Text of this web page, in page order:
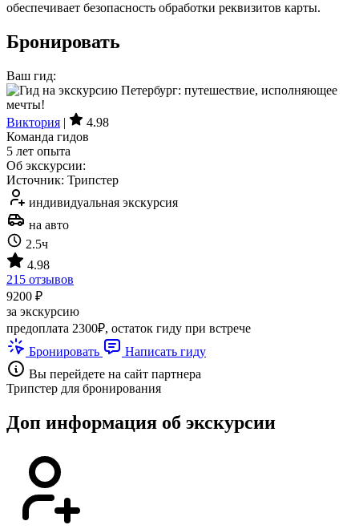
обеспечивает безопасность обработки реквизитов карты.
Бронировать
Ваш гид:
Виктория |
4.98
Команда гидов
5 лет опыта
Об экскурсии:
Источник: Трипстер
индивидуальная экскурсия
на авто
2.5ч
4.98
215 отзывов
9200 ₽
за экскурсию
предоплата 2300₽, остаток гиду при встрече
Бронировать
Написать гиду
Вы перейдете на сайт партнера
Трипстер для бронирования
Доп информация об экскурсии